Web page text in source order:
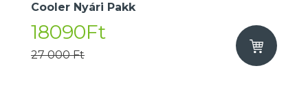
Cooler Nyári Pakk
18090Ft
27 000 Ft